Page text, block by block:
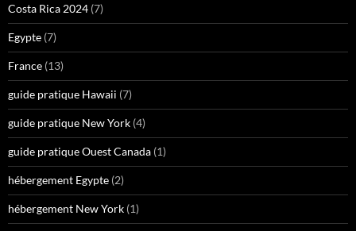
Costa Rica 2024 (7)
Egypte (7)
France (13)
guide pratique Hawaii (7)
guide pratique New York (4)
guide pratique Ouest Canada (1)
hébergement Egypte (2)
hébergement New York (1)